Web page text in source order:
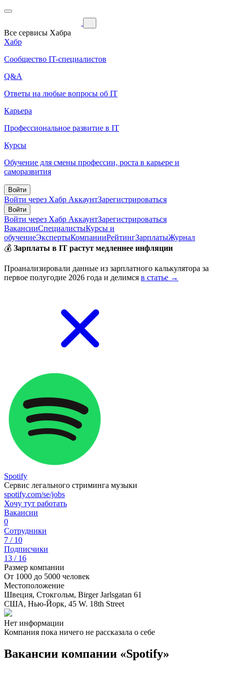
Все сервисы Хабра
Хабр
Сообщество IT-специалистов
Q&A
Ответы на любые вопросы об IT
Карьера
Профессиональное развитие в IT
Курсы
Обучение для смены профессии, роста в карьере и
саморазвития
Войти
Войти через Хабр АккаунтЗарегистрироваться
Войти
Войти через Хабр АккаунтЗарегистрироваться
ВакансииСпециалистыКурсы и
обучениеЭкспертыКомпанииРейтингЗарплатыЖурнал
💰 Зарплаты в IT растут медленнее инфляции
Проанализировали данные из зарплатного калькулятора за
первое полугодие 2026 года и делимся в статье →
Spotify
Сервис легального стриминга музыки
spotify.com/se/jobs
Хочу тут работать
Вакансии
0
Сотрудники
7 / 10
Подписчики
13 / 16
Размер компании
От 1000 до 5000 человек
Местоположение
Швеция, Стокгольм, Birger Jarlsgatan 61
США, Нью-Йорк, 45 W. 18th Street
Нет информации
Компания пока ничего не рассказала о себе
Вакансии компании «Spotify»